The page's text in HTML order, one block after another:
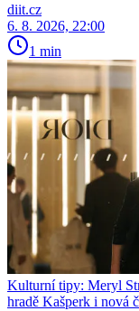
diit.cz
6. 8. 2026, 22:00
1 min
Kulturní tipy: Meryl
hradě Kašperk i nová